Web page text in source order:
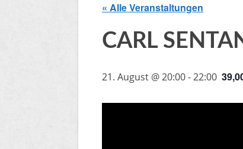
« Alle Veranstaltungen
CARL
21. August @ 20:00-22:00